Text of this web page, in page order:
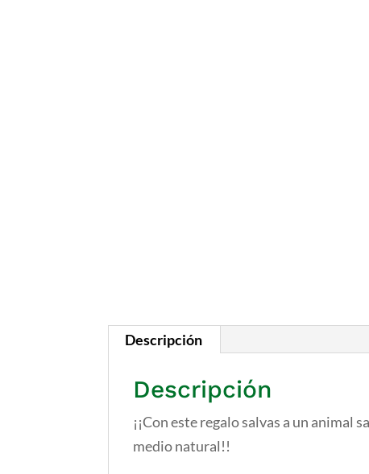
Descripción
Descripción
¡¡Con este regalo salvas a un animal
medio natural!!